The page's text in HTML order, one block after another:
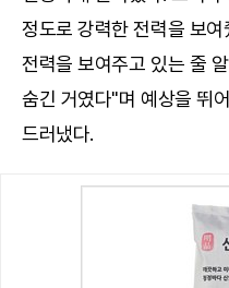
정도로 강력한 전력을 보
전력을 보여주고 있는 줄
숨긴 거였다"며 예상을 뛰
드러냈다.